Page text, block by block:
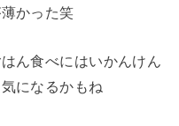
かった笑
ん食べにはいかんけん
になるかもね